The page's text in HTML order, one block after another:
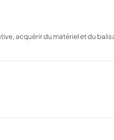
acquérir du matériel et du